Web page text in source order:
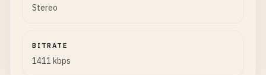
Stereo
BITRATE
1411 kbps